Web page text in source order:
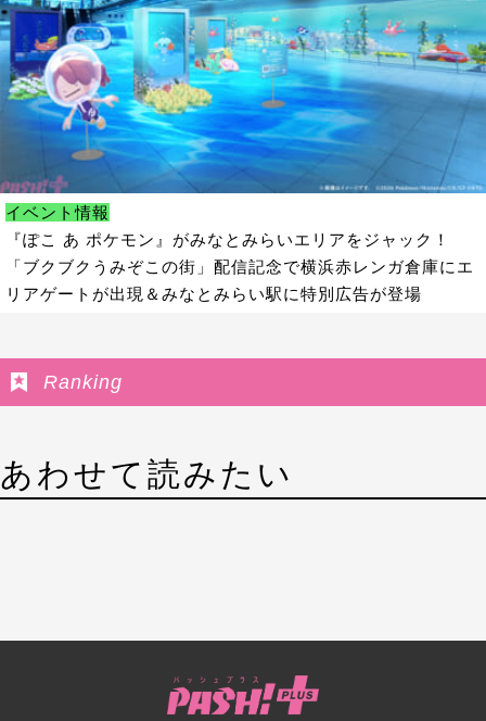
イベント情報
『ぽこ あ ポケモン』がみなとみらいエリアをジャック！
「ブクブクうみぞこの街」配信記念で横浜赤レンガ倉庫にエ
リアゲートが出現＆みなとみらい駅に特別広告が登場
Ranking
あわせて読みたい